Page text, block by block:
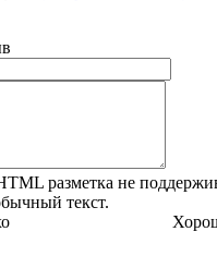
разметка не
текст.